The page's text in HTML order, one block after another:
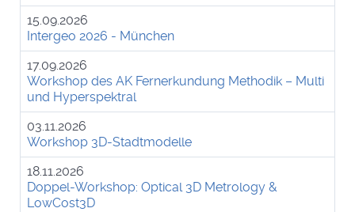
15.09.2026
Intergeo 2026 - München
17.09.2026
Workshop des AK Fernerkundung Methodik – Multi
und Hyperspektral
03.11.2026
Workshop 3D-Stadtmodelle
18.11.2026
Doppel-Workshop: Optical 3D Metrology &
LowCost3D